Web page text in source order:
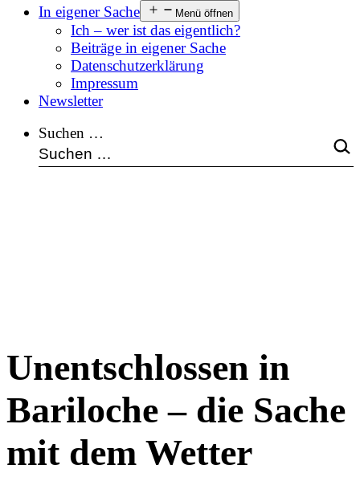
In eigener Sache
Menü öffnen
Ich – wer ist das eigentlich?
Beiträge in eigener Sache
Datenschutzerklärung
Impressum
Newsletter
Suchen …
Unentschlossen in
Bariloche – die Sache
mit dem Wetter